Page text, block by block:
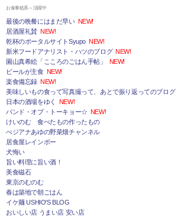
お食事処系～活躍中
最後の晩餐にはまだ早い NEW!
居酒屋礼賛 NEW!
乾杯のポータルサイトSyupo NEW!
新米フードアナリスト・ハツのブログ NEW!
園山真希絵「こころのごはん手帖」
NEW!
ビールが主食 NEW!
楽食備忘録 NEW!
美味しいもの食って写真撮って、あとで振り返ってのブログ
日本の酒場をゆく
NEW!
バンド・オブ・トーキョー☆ NEW!
けいのむ 食べたもの作ったもの
べジアナあゆの野菜畑チャンネル
居食屋レインボー
犬悔い
旨い料理に旨い酒！
美食磁石
東京のむのむ
春は築地で朝ごはん
イケ麺 USHIO'S BLOG
おいしい店 うまい店 安い店